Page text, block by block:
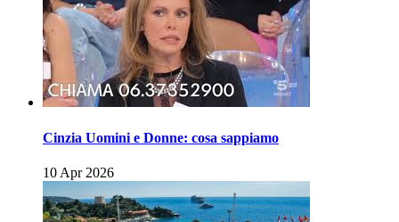
Cinzia Uomini e Donne: cosa sappiamo
10 Apr 2026